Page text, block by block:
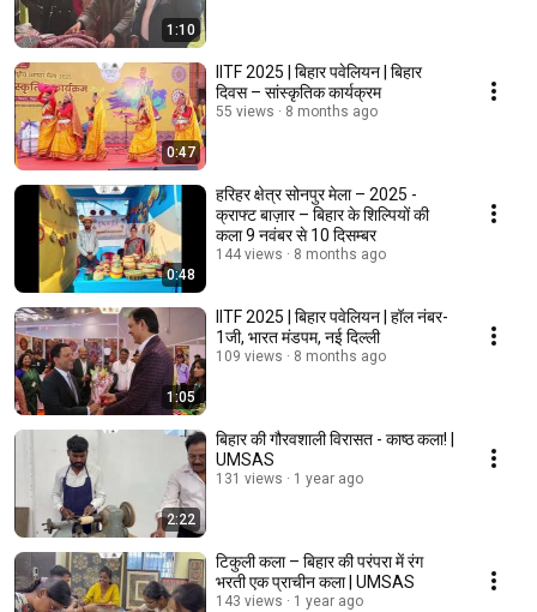
1:10
0:47
IITF 2025 | बिहार पवेलियन | बिहार
दिवस – सांस्कृतिक कार्यक्रम
55 views 8 months ago
0:48
हरिहर क्षेत्र सोनपुर मेला – 2025 -
क्राफ्ट बाज़ार – बिहार के शिल्पियों की
कला 9 नवंबर से 10 दिसम्बर
144 views 8 months ago
1:05
IITF 2025 | बिहार पवेलियन | हॉल नंबर-
1जी, भारत मंडपम, नई दिल्ली
109 views 8 months ago
2:22
बिहार की गौरवशाली विरासत - काष्ठ कला! |
UMSAS
131 views 1 year ago
टिकुली कला – बिहार की परंपरा में रंग
भरती एक प्राचीन कला | UMSAS
143 views 1 year ago